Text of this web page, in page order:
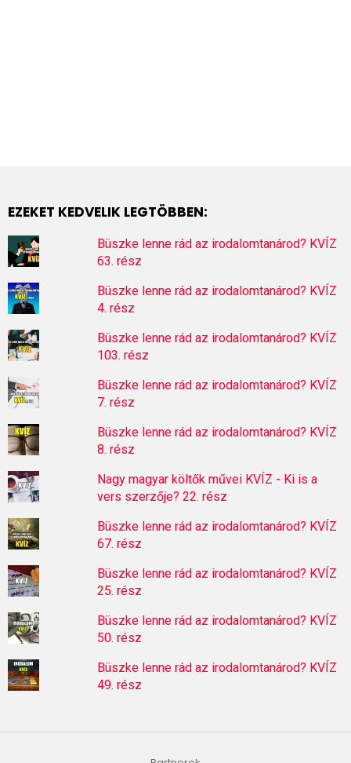
EZEKET KEDVELIK LEGTÖBBEN:
Büszke lenne rád az irodalomtanárod? KVÍZ
63. rész
Büszke lenne rád az irodalomtanárod? KVÍZ
4. rész
Büszke lenne rád az irodalomtanárod? KVÍZ
103. rész
Büszke lenne rád az irodalomtanárod? KVÍZ
7. rész
Büszke lenne rád az irodalomtanárod? KVÍZ
8. rész
Nagy magyar költők művei KVÍZ - Ki is a
vers szerzője? 22. rész
Büszke lenne rád az irodalomtanárod? KVÍZ
67. rész
Büszke lenne rád az irodalomtanárod? KVÍZ
25. rész
Büszke lenne rád az irodalomtanárod? KVÍZ
50. rész
Büszke lenne rád az irodalomtanárod? KVÍZ
49. rész